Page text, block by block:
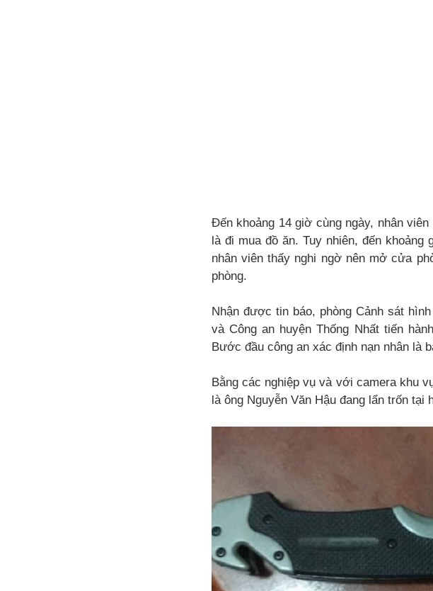
Đến khoảng 14 giờ cùng ngày, nhân
là đi mua đồ ăn. Tuy nhiên, đến
nhân viên thấy nghi ngờ nên mở cửa
phòng.
Nhận được tin báo, phòng Cảnh sát
và Công an huyện Thống Nhất tiến
Bước đầu công an xác định nạn nhân là
Bằng các nghiệp vụ và với camera khu
là ông Nguyễn Văn Hậu đang lẩn trốn